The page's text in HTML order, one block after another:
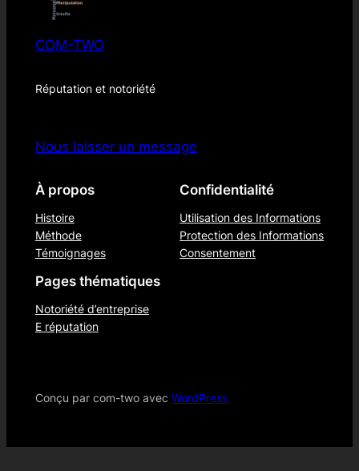
COM-TWO
Réputation et notoriété
Nous laisser un message
À propos
Histoire
Méthode
Témoignages
Confidentialité
Utilisation des Informations
Protection des Informations
Consentement
Pages thématiques
Notoriété d’entreprise
E réputation
Conçu par com-two avec WordPress